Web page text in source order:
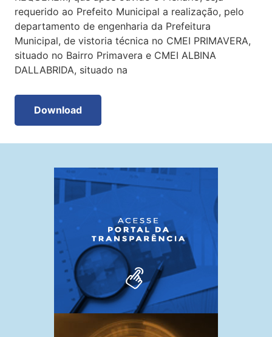
requerido ao Prefeito Municipal a realização, pelo
departamento de engenharia da Prefeitura
Municipal, de vistoria técnica no CMEI PRIMAVERA,
situado no Bairro Primavera e CMEI ALBINA
DALLABRIDA, situado na
Download